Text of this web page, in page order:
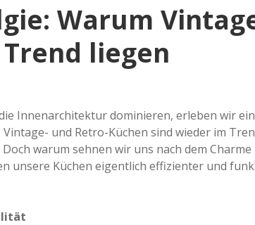
Warum
liegen
Innenarchitektur dominieren, erleben wir
und Retro-Küchen sind wieder im
warum sehnen wir uns nach dem Charme
unsere Küchen eigentlich effizienter und